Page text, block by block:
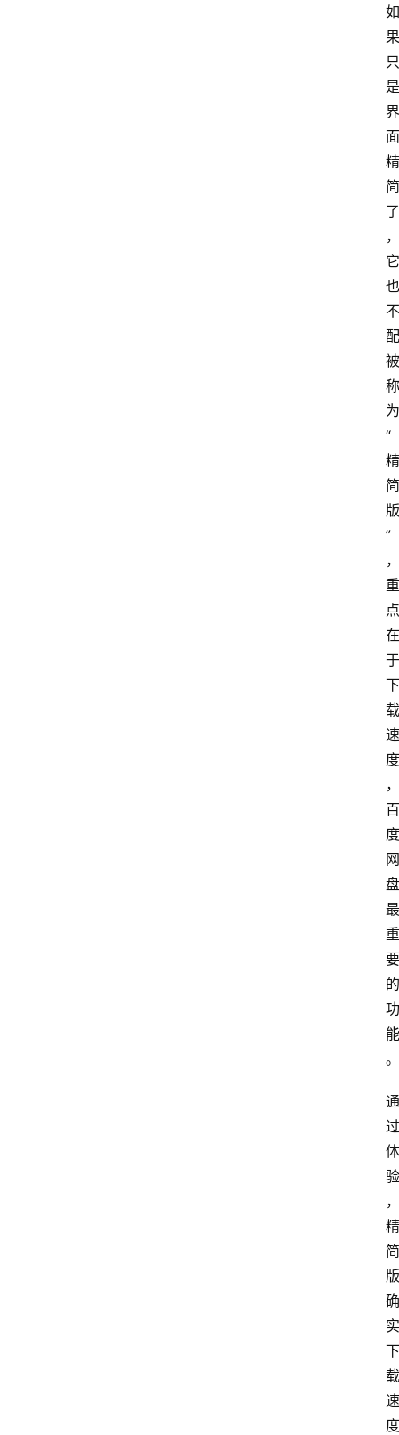
如
果
只
是
界
面
精
简
了
，
它
也
不
配
被
称
为
“
精
简
版
”
，
重
点
在
于
下
载
速
度
，
百
度
网
盘
最
重
要
的
功
能
。
通
过
体
验
，
精
简
版
确
实
下
载
速
度